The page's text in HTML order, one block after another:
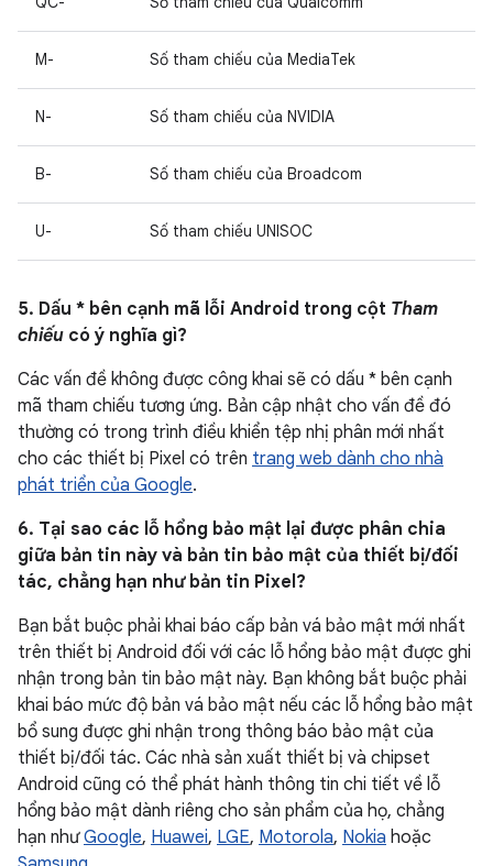
M- Số tham chiếu của MediaTek
N- Số tham chiếu của NVIDIA
B- Số tham chiếu của Broadcom
U- Số tham chiếu UNISOC
5. Dấu * bên cạnh mã lỗi Android trong cột Tham
chiếu có ý nghĩa gì?
Các vấn đề không được công khai sẽ có dấu * bên cạnh
mã tham chiếu tương ứng. Bản cập nhật cho vấn đề đó
thường có trong trình điều khiển tệp nhị phân mới nhất
cho các thiết bị Pixel có trên trang web dành cho nhà
phát triển của Google.
6. Tại sao các lỗ hổng bảo mật lại được phân chia
giữa bản tin này và bản tin bảo mật của thiết bị/đối
tác, chẳng hạn như bản tin Pixel?
Bạn bắt buộc phải khai báo cấp bản vá bảo mật mới nhất
trên thiết bị Android đối với các lỗ hổng bảo mật được ghi
nhận trong bản tin bảo mật này. Bạn không bắt buộc phải
khai báo mức độ bản vá bảo mật nếu các lỗ hổng bảo mật
bổ sung được ghi nhận trong thông báo bảo mật của
thiết bị/đối tác. Các nhà sản xuất thiết bị và chipset
Android cũng có thể phát hành thông tin chi tiết về lỗ
hổng bảo mật dành riêng cho sản phẩm của họ, chẳng
hạn nhưGoogle, Huawei, LGE, Motorola, Nokia hoặc